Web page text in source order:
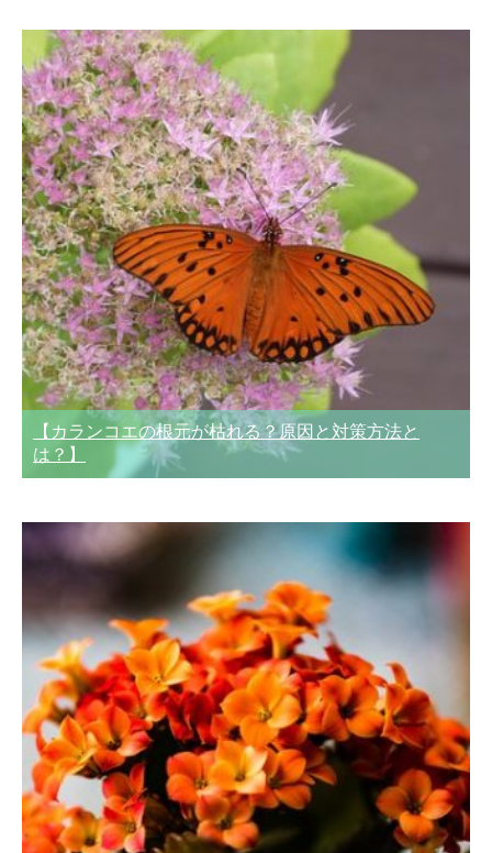
【カランコエの根元が枯れる？原因と対策方法と
は？】